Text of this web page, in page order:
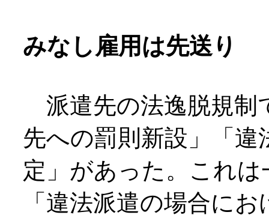
みなし雇用は先送り
派遣先の法逸脱規制
先への罰則新設」「
定」があった。これ
「違法派遣の場合に